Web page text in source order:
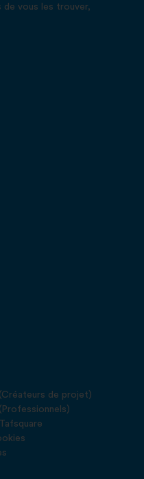
de vous les trouver,
de projet)